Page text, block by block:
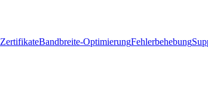
ZertifikateBandbreite-OptimierungFehlerbehebung